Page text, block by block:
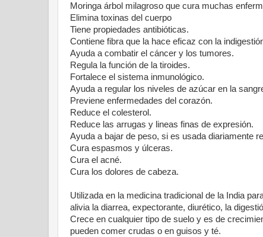
Moringa árbol milagroso que cura muchas
Elimina toxinas del cuerpo
Tiene propiedades antibióticas.
Contiene fibra que la hace eficaz con la
Ayuda a combatir el cáncer y los tumores.
Regula la función de la tiroides.
Fortalece el sistema inmunológico.
Ayuda a regular los niveles de azúcar en la
Previene enfermedades del corazón.
Reduce el colesterol.
Reduce las arrugas y lineas finas de expresión.
Ayuda a bajar de peso, si es usada diariamente
Cura espasmos y úlceras.
Cura el acné.
Cura los dolores de cabeza.
Utilizada en la medicina tradicional de la India
alivia la diarrea, expectorante, diurético, la
Crece en cualquier tipo de suelo y es de
pueden comer crudas o en guisos y té.